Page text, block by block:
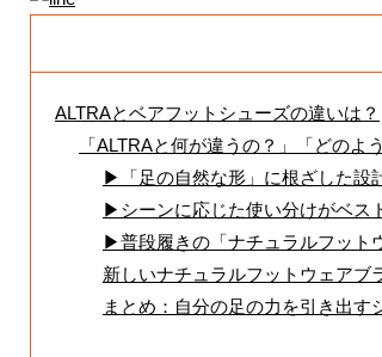
ALTRAとベアフットシューズの違いは？
「ALTRAと何が違うの？」「どのよ
▶「足の自然な形」に根ざした設
▶シーンに応じた使い分けがベス
▶普段履きの「ナチュラルフット
新しいナチュラルフットウェアブ
まとめ：自分の足の力を引き出す